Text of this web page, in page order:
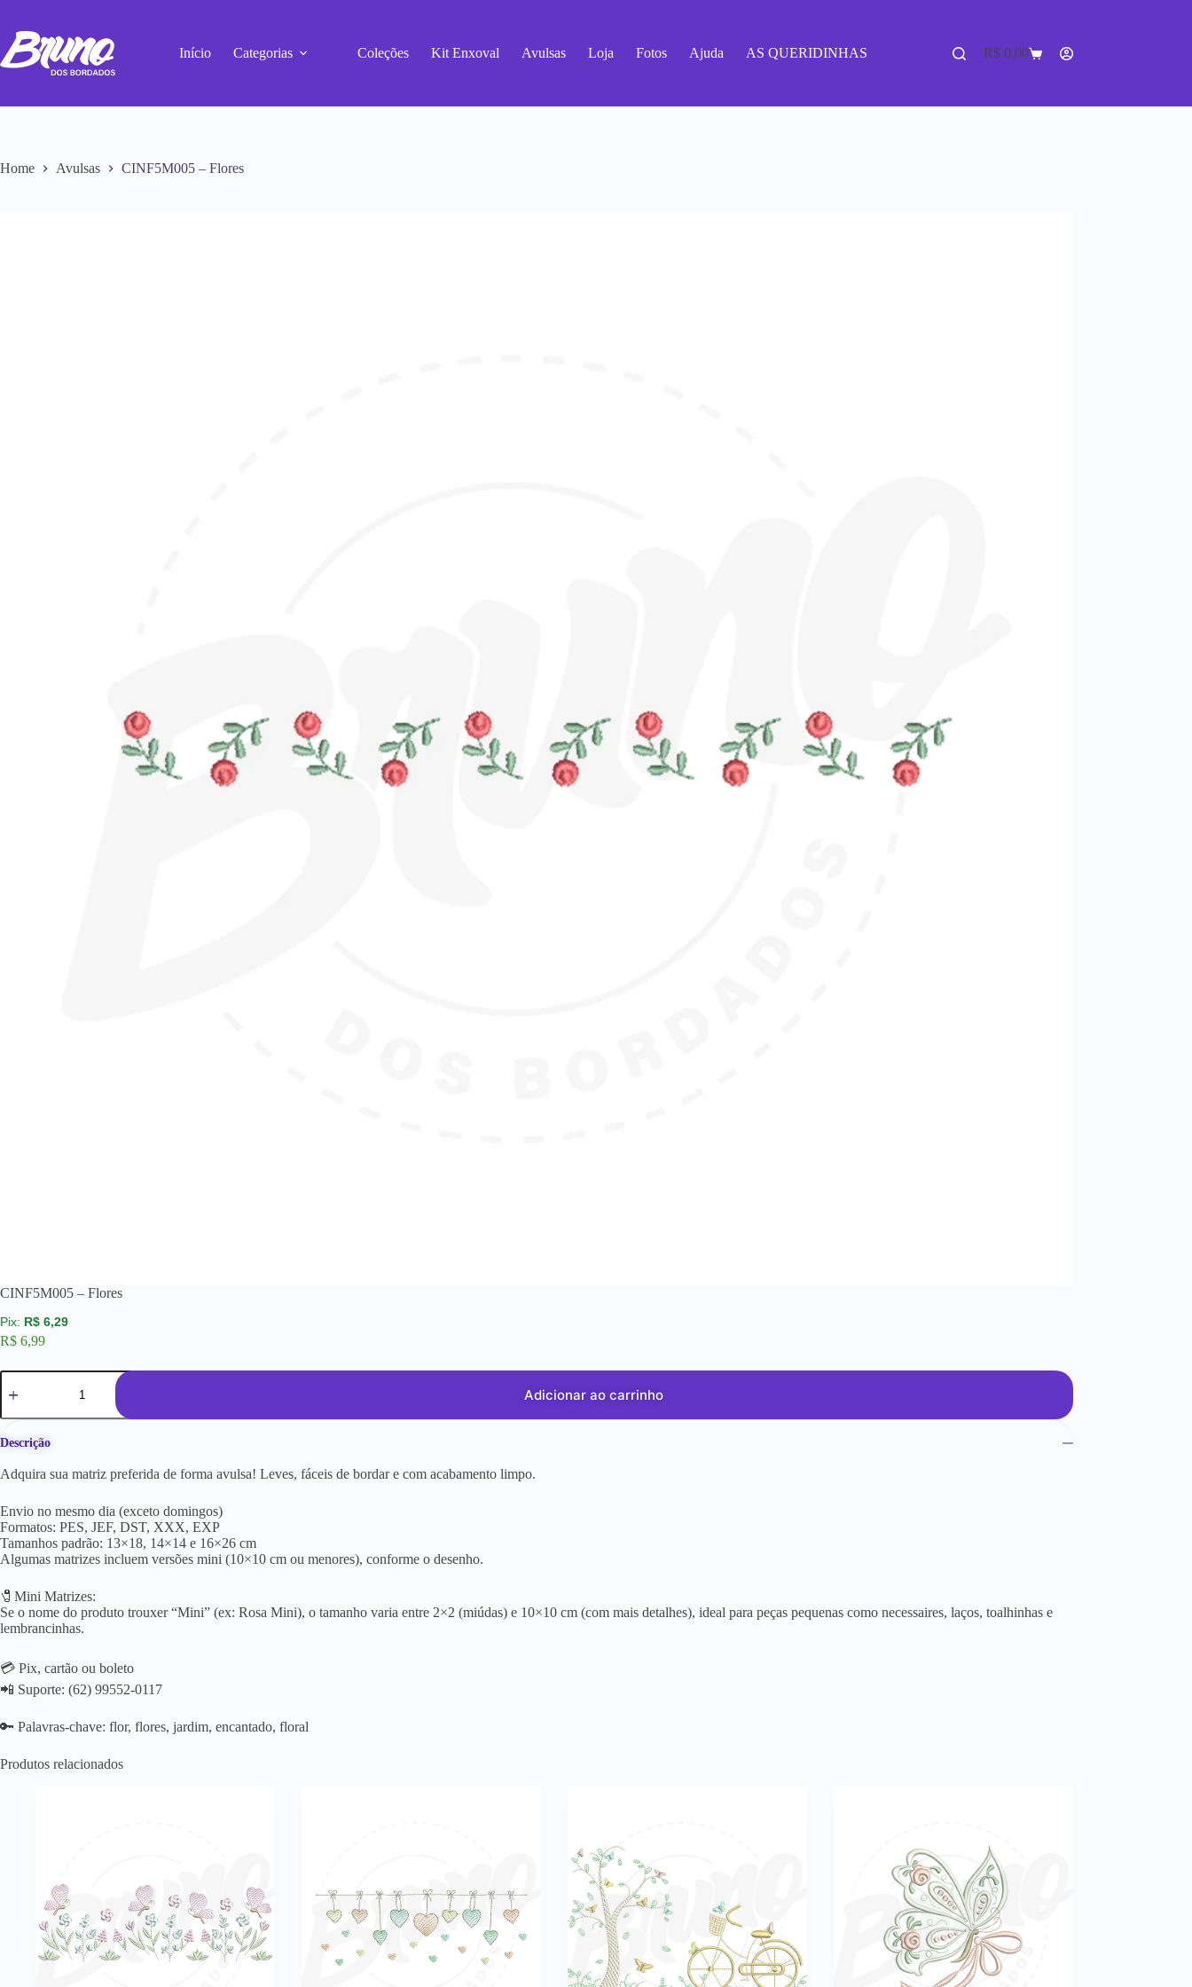
Início Categorias Coleções Kit Enxoval Avulsas Loja Fotos Ajuda AS QUERIDINHAS R$0,00
Home Avulsas CINF5M005 – Flores
CINF5M005 – Flores
R$ 6,29
R$ 6,99
Adicionar ao carrinho
Descrição
Adquira sua matriz preferida de forma avulsa! Leves, fáceis de bordar e com acabamento limpo.
Envio no mesmo dia (exceto domingos)
Formatos: PES, JEF, DST, XXX, EXP
Tamanhos padrão: 13×18, 14×14 e 16×26 cm
Algumas matrizes incluem versões mini (10×10 cm ou menores), conforme o desenho.
🧷Mini Matrizes:
Se o nome do produto trouxer “Mini” (ex: Rosa Mini), o tamanho varia entre 2×2 (miúdas) e 10×10 cm (com mais detalhes), ideal para peças pequenas como necessaires, laços, toalhinhas e
lembrancinhas.
💳 Pix, cartão ou boleto
📲 Suporte: (62) 99552-0117
🔑 Palavras-chave: flor, flores, jardim, encantado, floral
Produtos relacionados